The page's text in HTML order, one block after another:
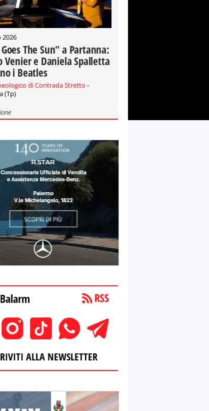
2026
The Sun" a Partanna:
Venier e Daniela Spalletta
i Beatles
di Contrada Stretto -
(Tp)
ALLA NEWSLETTER